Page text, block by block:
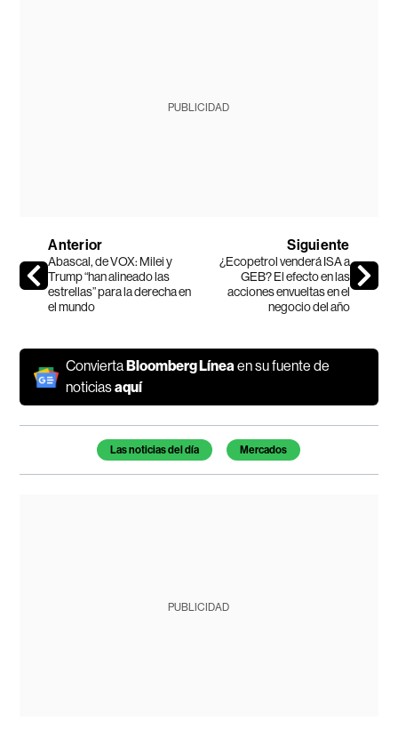
PUBLICIDAD
Anterior
Abascal, de VOX: Milei y
Trump “han alineado las
estrellas” para la derecha en
el mundo
Siguiente
¿Ecopetrol venderá ISA a
GEB? El efecto en las
acciones envueltas en el
negocio del año
ConviertaBloomberg Líneaen su fuente de
noticiasaquí
Temas de este artículo
Las noticias del día Mercados
PUBLICIDAD